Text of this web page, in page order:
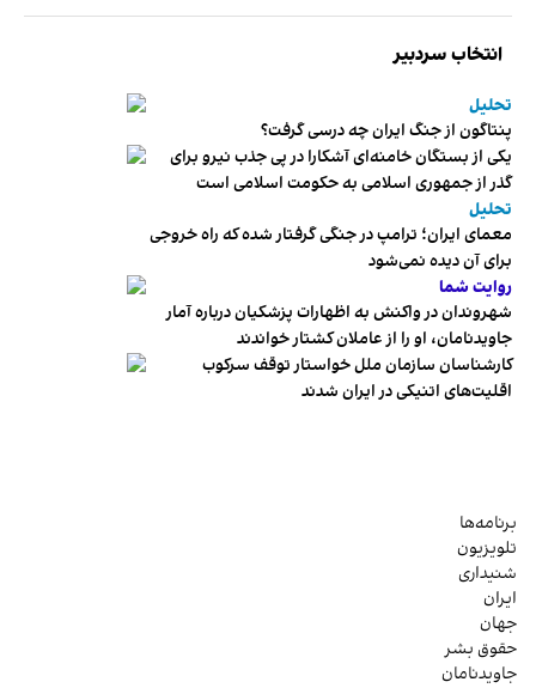
انتخاب سردبیر
تحلیل
پنتاگون از جنگ ایران چه درسی گرفت؟
یکی از بستگان خامنه‌ای آشکارا در پی جذب نیرو برای
گذر از جمهوری اسلامی به حکومت اسلامی است
تحلیل
معمای ایران؛ ترامپ در جنگی گرفتار شده که راه خروجی
برای آن دیده نمی‌شود
روایت شما
شهروندان در واکنش به اظهارات پزشکیان درباره آمار
جاویدنامان، او را از عاملان کشتار خواندند
کارشناسان سازمان ملل خواستار توقف سرکوب
اقلیت‌های اتنیکی در ایران شدند
برنامه‌ها
تلویزیون
شنیداری
ایران
جهان
حقوق بشر
جاویدنامان